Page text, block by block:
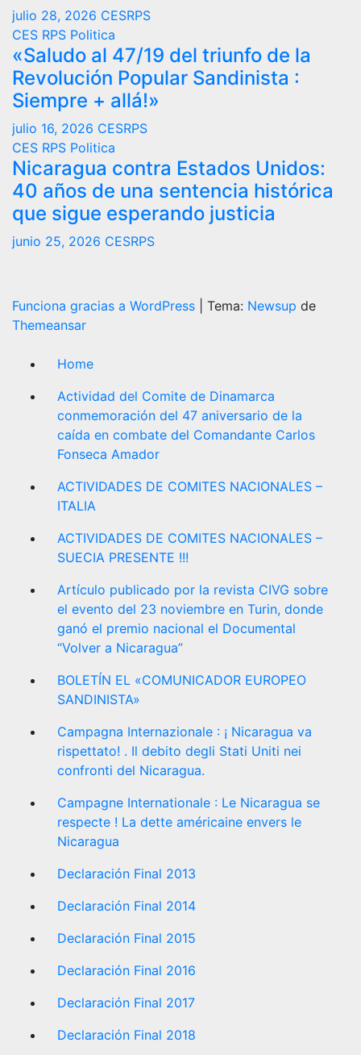
julio 28, 2026 CESRPS
CES RPS Politica
«Saludo al 47/19 del triunfo de la
Revolución Popular Sandinista :
Siempre + allá!»
julio 16, 2026 CESRPS
CES RPS Politica
Nicaragua contra Estados Unidos:
40 años de una sentencia histórica
que sigue esperando justicia
junio 25, 2026 CESRPS
Funciona gracias a WordPress Tema: Newsup de
Themeansar
Home
Actividad del Comite de Dinamarca
conmemoración del 47 aniversario de la
caída en combate del Comandante Carlos
Fonseca Amador
ACTIVIDADES DE COMITES NACIONALES –
ITALIA
ACTIVIDADES DE COMITES NACIONALES –
SUECIA PRESENTE !!!
Artículo publicado por la revista CIVG sobre
el evento del 23 noviembre en Turin, donde
ganó el premio nacional el Documental
“Volver a Nicaragua”
BOLETÍN EL «COMUNICADOR EUROPEO
SANDINISTA»
Campagna Internazionale : ¡ Nicaragua va
rispettato! . Il debito degli Stati Uniti nei
confronti del Nicaragua.
Campagne Internationale : Le Nicaragua se
respecte ! La dette américaine envers le
Nicaragua
Declaración Final 2013
Declaración Final 2014
Declaración Final 2015
Declaración Final 2016
Declaración Final 2017
Declaración Final 2018